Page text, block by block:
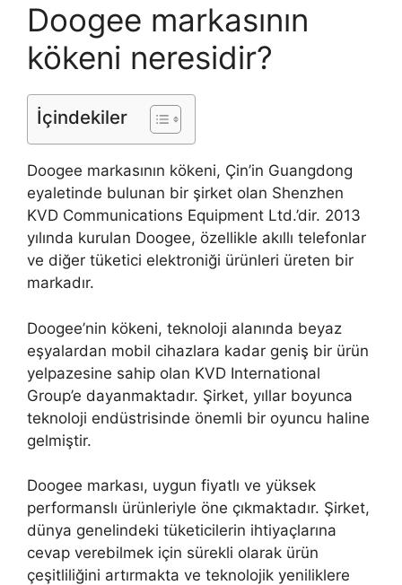
Doogee markasının
kökeni neresidir?
İçindekiler
Doogee markasının kökeni, Çin’in Guangdong
eyaletinde bulunan bir şirket olan Shenzhen
KVD Communications Equipment Ltd.’dir. 2013
yılında kurulan Doogee, özellikle akıllı telefonlar
ve diğer tüketici elektroniği ürünleri üreten bir
markadır.
Doogee’nin kökeni, teknoloji alanında beyaz
eşyalardan mobil cihazlara kadar geniş bir ürün
yelpazesine sahip olan KVD International
Group’e dayanmaktadır. Şirket, yıllar boyunca
teknoloji endüstrisinde önemli bir oyuncu haline
gelmiştir.
Doogee markası, uygun fiyatlı ve yüksek
performanslı ürünleriyle öne çıkmaktadır. Şirket,
dünya genelindeki tüketicilerin ihtiyaçlarına
cevap verebilmek için sürekli olarak ürün
çeşitliliğini artırmakta ve teknolojik yeniliklere